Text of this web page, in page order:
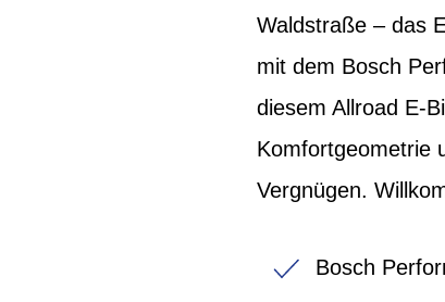
Waldstraße – das
mit dem Bosch
diesem Allroad E-
Komfortgeometrie
Vergnügen.
Bosch